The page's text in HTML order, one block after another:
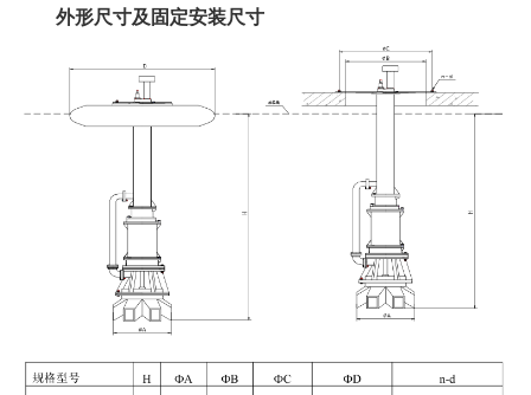
外形尺寸及固定安装尺寸